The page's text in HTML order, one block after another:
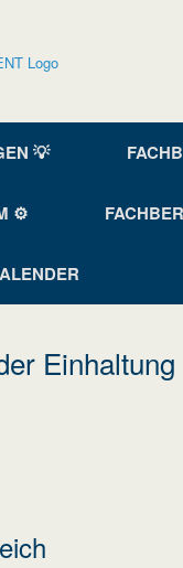
💡
⚙️